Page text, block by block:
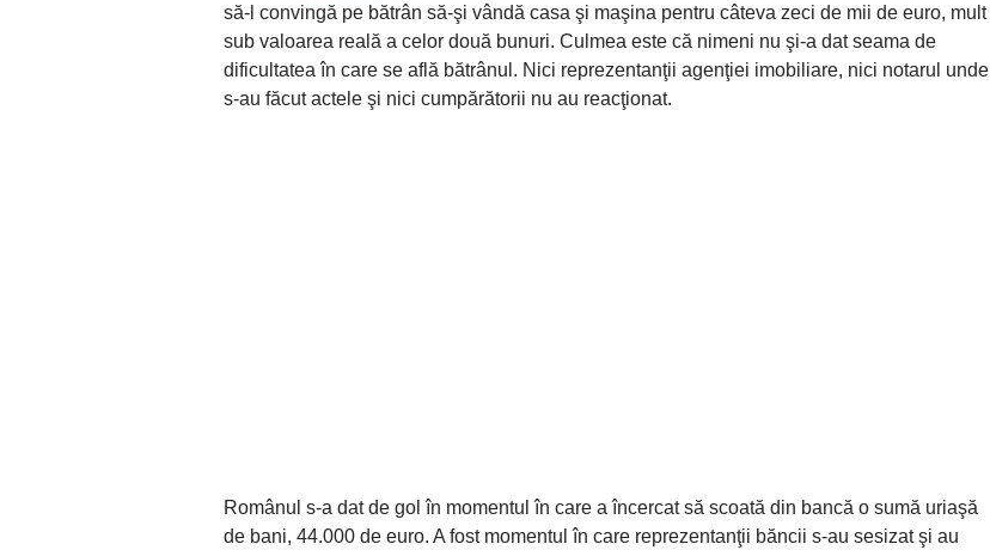
să-l convingă pe bătrân să-şi vândă casa şi maşina pentru câteva zeci de mii de euro, mult
sub valoarea reală a celor două bunuri. Culmea este că nimeni nu şi-a dat seama de
dificultatea în care se află bătrânul. Nici reprezentanţii agenţiei imobiliare, nici notarul unde
s-au făcut actele şi nici cumpărătorii nu au reacţionat.
Românul s-a dat de gol în momentul în care a încercat să scoată din bancă o sumă uriaşă
de bani, 44.000 de euro. A fost momentul în care reprezentanţii băncii s-au sesizat şi au